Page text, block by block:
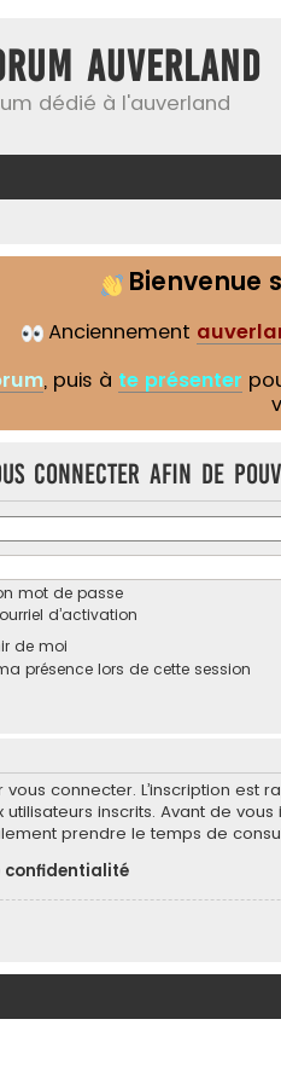
Auverland
dédié à l'auverland
Bienvenue
Anciennement
, puis à te présenter
connecter afin de
mot de passe
d’activation
de moi
présence lors de cette session
connecter. L’inscription
inscrits. Avant de
prendre le temps de
confidentialité